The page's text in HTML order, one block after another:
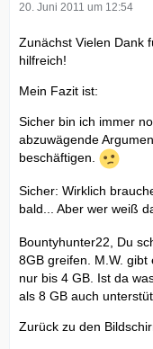
20. Juni 2011 um 12:54
Zunächst Vielen Dank
hilfreich!
Mein Fazit ist:
Sicher bin ich immer
abzuwägende
beschäftigen.
Sicher: Wirklich
bald... Aber wer weiß
Bountyhunter22, Du
8GB greifen. M.W.
nur bis 4 GB. Ist da
als 8 GB auch
Zurück zu den